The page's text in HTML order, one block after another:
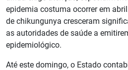
epidemia costuma ocorrer em
de chikungunya cresceram
as autoridades de saúde a
epidemiológico.
Até este domingo, o Estado